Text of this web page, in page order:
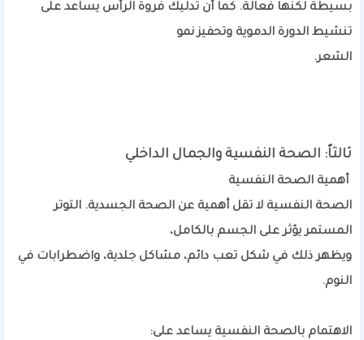
بسيطة لكنها فعالة. كما أن تدليك فروة الرأس يساعد على
تنشيط الدورة الدموية وتحفيز نمو
الشعر.
ثالثاً: الصحة النفسية والجمال الداخلي
أهمية الصحة النفسية
الصحة النفسية لا تقل أهمية عن الصحة الجسدية. التوتر
المستمر يؤثر على الجسم بالكامل،
ويظهر ذلك في شكل تعب دائم، مشاكل جلدية، واضطرابات في
النوم.
الاهتمام بالصحة النفسية يساعد على: